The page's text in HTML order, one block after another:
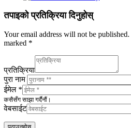
तपाइको प्रतिक्रिया दिनुहोस्
Your email address will not be published.
marked *
प्रतिक्रिया
पुरा नाम
ईमेल *
कसैसँग साझा गर्दैनौं।
वेबसाईट